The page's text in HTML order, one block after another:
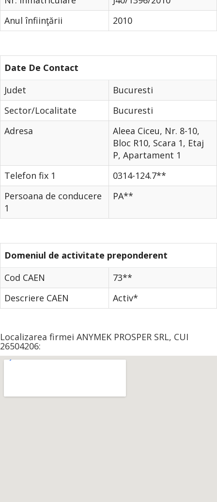
Anul înfiinţării
2010
Date De Contact
Judet
Bucuresti
Sector/Localitate
Bucuresti
Adresa
Aleea Ciceu, Nr. 8-10,
Bloc R10, Scara 1, Etaj
P, Apartament 1
Telefon fix 1
0314-124.7**
Persoana de conducere
1
PA**
Domeniul de activitate preponderent
Cod CAEN
73**
Descriere CAEN
Activ*
Localizarea firmei ANYMEK PROSPER SRL, CUI
26504206: